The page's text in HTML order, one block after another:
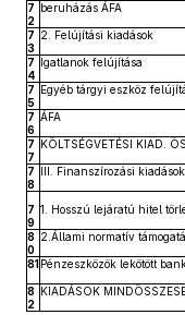
7
2
beruházás ÁFA
7
3
2. Felújítási kiadások
7
4
Igatlanok felújítása
7
5
Egyéb tárgyi eszköz
7
6
ÁFA
7
7
KÖLTSÉGVETÉSI KIAD.
7
8
III. Finanszírozási kiadások
7
9
1. Hosszú lejáratú hitel
8
0
2.Állami normatív
81Pénzeszközök lekötött
8
2
KIADÁSOK